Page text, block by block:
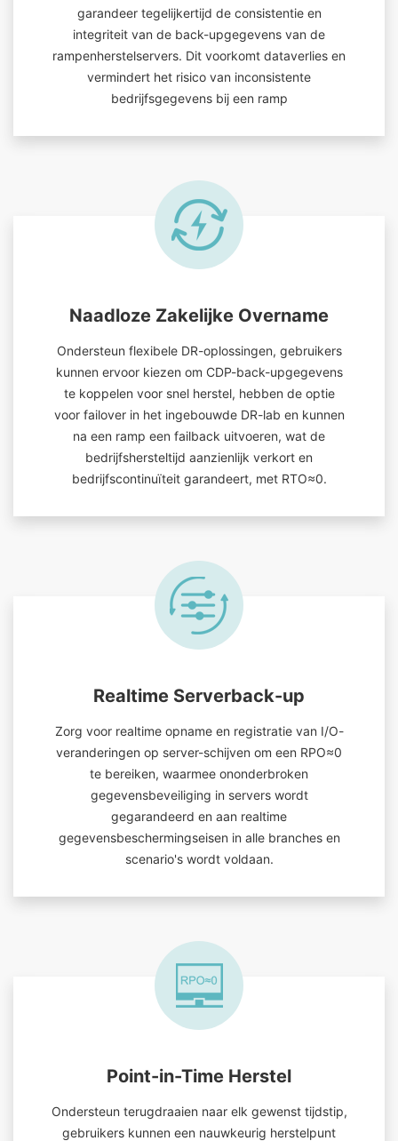
garandeer tegelijkertijd de consistentie en
integriteit van de back-upgegevens van de
rampenherstelservers. Dit voorkomt dataverlies en
vermindert het risico van inconsistente
bedrijfsgegevens bij een ramp
Naadloze Zakelijke Overname
Ondersteun flexibele DR-oplossingen, gebruikers
kunnen ervoor kiezen om CDP-back-upgegevens
te koppelen voor snel herstel, hebben de optie
voor failover in het ingebouwde DR-lab en kunnen
na een ramp een failback uitvoeren, wat de
bedrijfshersteltijd aanzienlijk verkort en
bedrijfscontinuïteit garandeert, met RTO≈0.
Realtime Serverback-up
Zorg voor realtime opname en registratie van I/O-
veranderingen op server-schijven om een RPO≈0
te bereiken, waarmee ononderbroken
gegevensbeveiliging in servers wordt
gegarandeerd en aan realtime
gegevensbeschermingseisen in alle branches en
scenario's wordt voldaan.
Point-in-Time Herstel
Ondersteun terugdraaien naar elk gewenst tijdstip,
gebruikers kunnen een nauwkeurig herstelpunt